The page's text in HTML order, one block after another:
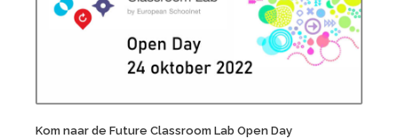
Kom naar de Future Classroom Lab Open Day